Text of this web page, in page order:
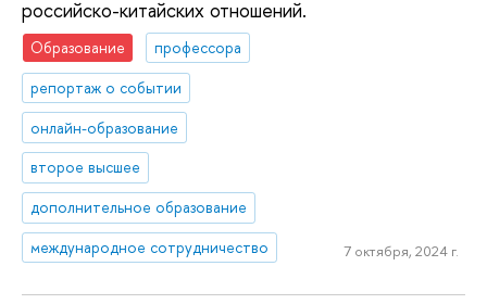
российско-китайских отношений.
Образование
профессора
репортаж о событии
онлайн-образование
второе высшее
дополнительное образование
международное сотрудничество
7 октября, 2024 г.